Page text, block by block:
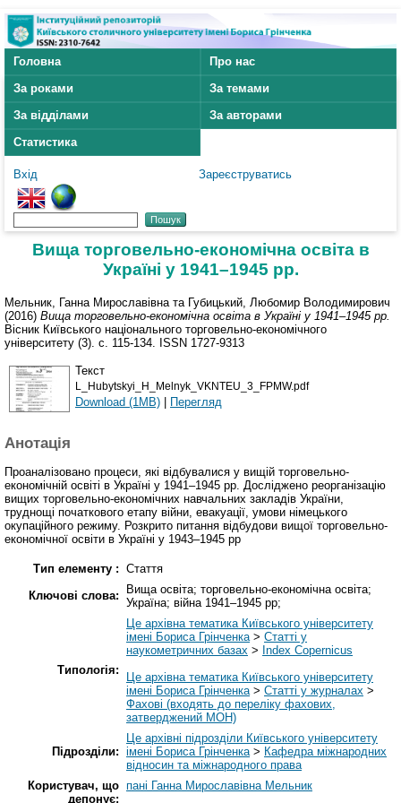
Головна
Про нас
За роками
За темами
За відділами
За авторами
Статистика
Вхід Зареєструватись
Вища торговельно-економічна освіта в
Україні у 1941–1945 рр.
Мельник, Ганна Мирославівна та Губицький, Любомир Володимирович
(2016) Вища торговельно-економічна освіта в Україні у 1941–1945 рр.
Вісник Київського національного торговельно-економічного
університету (3). с. 115-134. ISSN 1727-9313
Текст
L_Hubytskyi_H_Melnyk_VKNTEU_3_FPMW.pdf
Download (1MB) | Перегляд
Анотація
Проаналізовано процеси, які відбувалися у вищій торговельно-
економічній освіті в Україні у 1941–1945 рр. Досліджено реорганізацію
вищих торговельно-економічних навчальних закладів України,
труднощі початкового етапу війни, евакуації, умови німецького
окупаційного режиму. Розкрито питання відбудови вищої торговельно-
економічної освіти в Україні у 1943–1945 рр
Тип елементу : Стаття
Ключові слова:
Вища освіта; торговельно-економічна освіта;
Україна; війна 1941–1945 рр;
Типологія:
Це архівна тематика Київського університету
імені Бориса Грінченка> Статті у
наукометричних базах > Index Copernicus
Це архівна тематика Київського університету
імені Бориса Грінченка> Статті у журналах >
Фахові (входять до переліку фахових,
затверджений МОН)
Підрозділи:
Це архівні підрозділи Київського університету
імені Бориса Грінченка> Кафедра міжнародних
відносин та міжнародного права
Користувач, що
депонує:
пані Ганна Мирославівна Мельник